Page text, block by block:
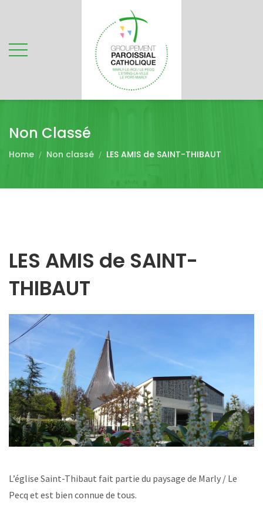
Non Classé
Home Non classé LES AMIS de SAINT-THIBAUT
LES AMIS de SAINT-
THIBAUT
L’église Saint-Thibaut fait partie du paysage de Marly / Le
Pecq et est bien connue de tous.